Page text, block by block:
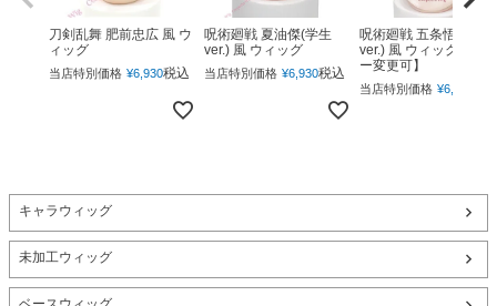
刀剣乱舞 肥前忠広 風 ウ
ィッグ
当店特別価格 ¥6,930税込
呪術廻戦 夏油傑(学生
ver.) 風 ウィッグ
当店特別価格 ¥6,930税込
呪術廻戦 五条悟(下ろ
ver.) 風 ウィッグ 【カ
ー変更可】
当店特別価格 ¥6,930
キャラウィッグ
未加工ウィッグ